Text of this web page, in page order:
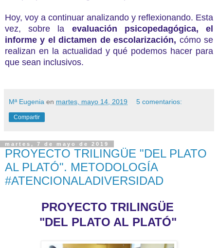
Hoy, voy a continuar analizando y reflexionando. Esta
vez, sobre la evaluación psicopedagógica, el
informe y el dictamen de escolarización, cómo se
realizan en la actualidad y qué podemos hacer para
que sean inclusivos.
Mª Eugenia en martes, mayo 14, 2019 5 comentarios:
Compartir
martes, 7 de mayo de 2019
PROYECTO TRILINGÜE "DEL PLATO
AL PLATÓ". METODOLOGÍA
#ATENCIONALADIVERSIDAD
PROYECTO TRILINGÜE
"DEL PLATO AL PLATÓ"